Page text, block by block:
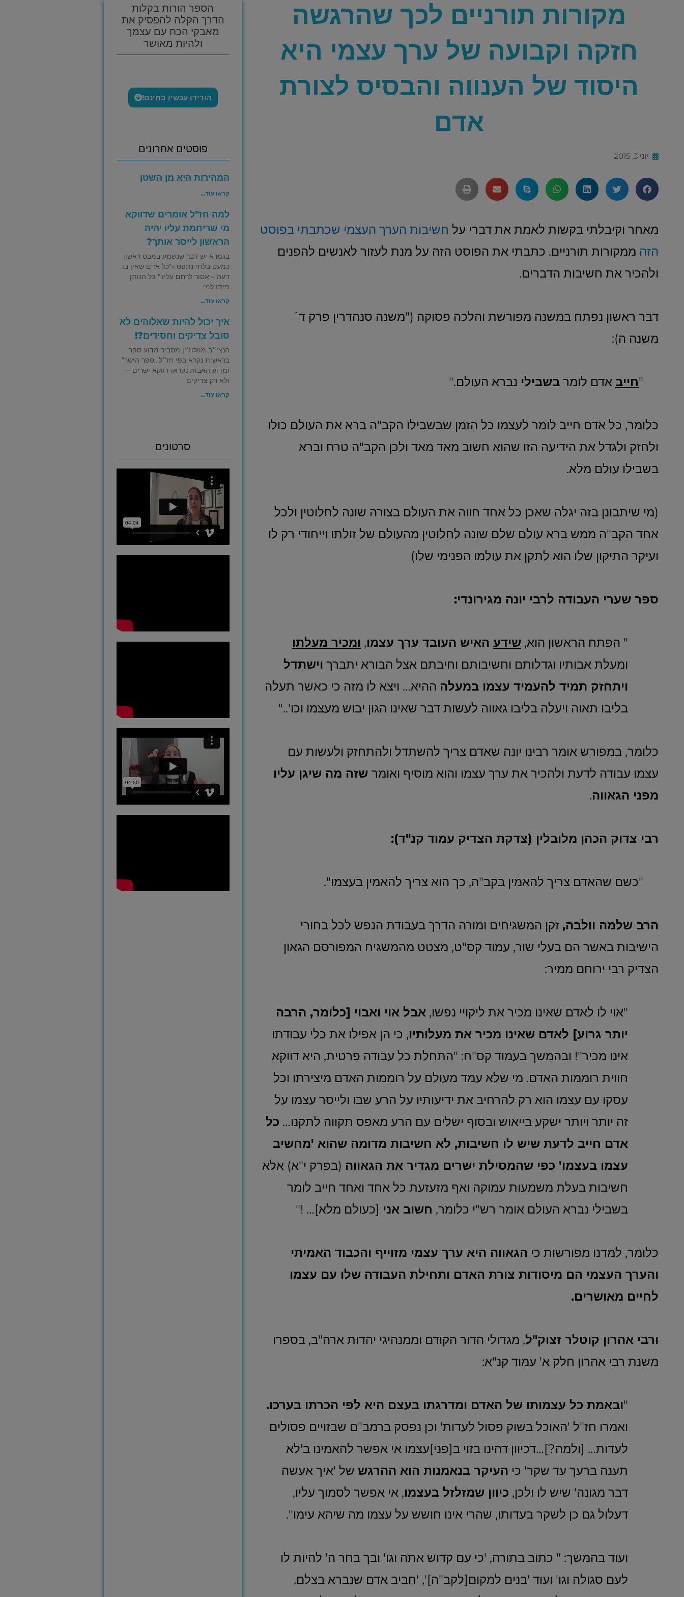
מקורות תורניים לכך שהרגשה
חזקה וקבועה של ערך עצמי היא
היסוד של הענווה והבסיס לצורת
אדם
יוני 3, 2015
מאחר וקיבלתי בקשות לאמת את דברי על חשיבות הערך העצמי שכתבתי בפוסט
הזה ממקורות תורניים. כתבתי את הפוסט הזה על מנת לעזור לאנשים להפנים
ולהכיר את חשיבות הדברים.
דבר ראשון נפתח במשנה מפורשת והלכה פסוקה ("משנה סנהדרין פרק ד´
משנה ה):
"חייב אדם לומר בשבילי נברא העולם."
כלומר, כל אדם חייב לומר לעצמו כל הזמן שבשבילו הקב"ה ברא את העולם כולו
ולחזק ולגדל את הידיעה הזו שהוא חשוב מאד מאד ולכן הקב"ה טרח וברא
בשבילו עולם מלא.
(מי שיתבונן בזה יגלה שאכן כל אחד חווה את העולם בצורה שונה לחלוטין ולכל
אחד הקב"ה ממש ברא עולם שלם שונה לחלוטין מהעולם של זולתו וייחודי רק לו
ועיקר התיקון שלו הוא לתקן את עולמו הפנימי שלו)
ספר שערי העבודה לרבי יונה מגירונדי:
" הפתח הראשון הוא, שידע האיש העובד ערך עצמו, ומכיר מעלתו
ומעלת אבותיו וגדלותם וחשיבותם וחיבתם אצל הבורא יתברך וישתדל
ויתחזק תמיד להעמיד עצמו במעלה ההיא… ויצא לו מזה כי כאשר תעלה
בליבו תאוה ויעלה בליבו גאווה לעשות דבר שאינו הגון יבוש מעצמו וכו'.."
כלומר, במפורש אומר רבינו יונה שאדם צריך להשתדל ולהתחזק ולעשות עם
עצמו עבודה לדעת ולהכיר את ערך עצמו והוא מוסיף ואומר שזה מה שיגן עליו
מפני הגאווה.
רבי צדוק הכהן מלובלין (צדקת הצדיק עמוד קנ"ד):
"כשם שהאדם צריך להאמין בקב"ה, כך הוא צריך להאמין בעצמו".
הרב שלמה וולבה, זקן המשגיחים ומורה הדרך בעבודת הנפש לכל בחורי
הישיבות באשר הם בעלי שור, עמוד קס"ט, מצטט מהמשגיח המפורסם הגאון
הצדיק רבי ירוחם ממיר:
"אוי לו לאדם שאינו מכיר את ליקויי נפשו, אבל אוי ואבוי [כלומר, הרבה
יותר גרוע] לאדם שאינו מכיר את מעלותיו, כי הן אפילו את כלי עבודתו
אינו מכיר"! ובהמשך בעמוד קס"ח: "התחלת כל עבודה פרטית, היא דווקא
חווית רוממות האדם. מי שלא עמד מעולם על רוממות האדם מיצירתו וכל
עסקו עם עצמו הוא רק להרחיב את ידיעותיו על הרע שבו ולייסר עצמו על
זה יותר ויותר ישקע בייאוש ובסוף ישלים עם הרע מאפס תקווה לתקנו… כל
אדם חייב לדעת שיש לו חשיבות, לא חשיבות מדומה שהוא 'מחשיב
עצמו בעצמו' כפי שהמסילת ישרים מגדיר את הגאווה (בפרק י"א) אלא
חשיבות בעלת משמעות עמוקה ואף מזעזעת כל אחד ואחד חייב לומר
בשבילי נברא העולם אומר רש"י כלומר, חשוב אני [כעולם מלא]… !"
כלומר, למדנו מפורשות כי הגאווה היא ערך עצמי מזוייף והכבוד האמיתי
והערך העצמי הם מיסודות צורת האדם ותחילת העבודה שלו עם עצמו
לחיים מאושרים.
ורבי אהרון קוטלר זצוק"ל, מגדולי הדור הקודם וממנהיגי יהדות ארה"ב, בספרו
משנת רבי אהרון חלק א' עמוד קנ"א:
"ובאמת כל עצמותו של האדם ומדרגתו בעצם היא לפי הכרתו בערכו.
ואמרו חז"ל 'האוכל בשוק פסול לעדות' וכן נפסק ברמב"ם שבזויים פסולים
לעדות… [ולמה?]…דכיוון דהינו בזוי ב[פני]עצמו אי אפשר להאמינו ב'לא
תענה ברעך עד שקר' כי העיקר בנאמנות הוא ההרגש של 'איך אעשה
דבר מגונה' שיש לו ולכן, כיוון שמזלזל בעצמו, אי אפשר לסמוך עליו,
דעלול גם כן לשקר בעדותו, שהרי אינו חושש על עצמו מה שיהא עימו".
ועוד בהמשך: " כתוב בתורה, 'כי עם קדוש אתה וגו' ובך בחר ה' להיות לו
לעם סגולה וגו' ועוד 'בנים למקום[לקב"ה]', 'חביב אדם שנברא בצלם,
הספר הורות בקלות
הדרך הקלה להפסיק את
מאבקי הכח עם עצמך
ולהיות מאושר
הורידו עכשיו בחינם!
פוסטים אחרונים
המהירות היא מן השטן
קראו עוד...
למה חז"ל אומרים שדווקא
מי שריחמת עליו יהיה
הראשון לייסר אותך?
בגמרא יש דבר שנשמע במבט ראשון
כמעט בלתי נתפס.«"כל אדם שאין בו
דעה – אסור לרחם עליו.""כל הנותן
פיתו למי
קראו עוד...
איך יכול להיות שאלוהים לא
סובל צדיקים וחסידים?!
הנצי״ב מוולוז׳ין מסביר מדוע ספר
בראשית נקרא בפי חז״ל „ספר הישר”,
ומדוע האבות נקראו דווקא ישרים —
ולא רק צדיקים
קראו עוד...
סרטונים